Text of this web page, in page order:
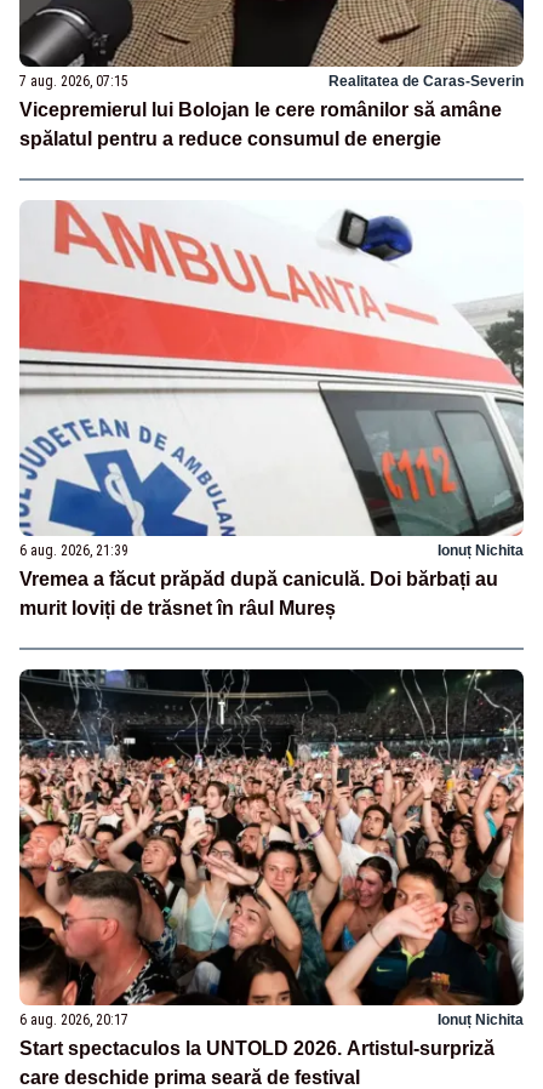
7 aug. 2026, 07:15 Realitatea de Caras-Severin
Vicepremierul lui Bolojan le cere românilor să amâne
spălatul pentru a reduce consumul de energie
6 aug. 2026, 21:39 Ionuț Nichita
Vremea a făcut prăpăd după caniculă. Doi bărbați au
murit loviți de trăsnet în râul Mureș
6 aug. 2026, 20:17 Ionuț Nichita
Start spectaculos la UNTOLD 2026. Artistul-surpriză
care deschide prima seară de festival